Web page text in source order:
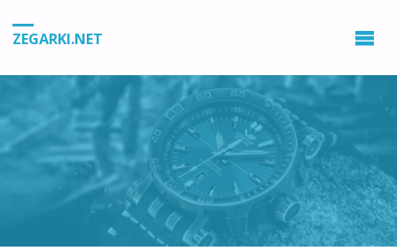
ZEGARKI.NET